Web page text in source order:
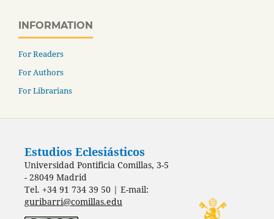
INFORMATION
For Readers
For Authors
For Librarians
Estudios Eclesiásticos
Universidad Pontificia Comillas, 3-5
- 28049 Madrid
Tel. +34 91 734 39 50 | E-mail:
guribarri@comillas.edu